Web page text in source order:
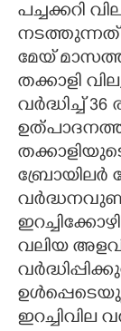
പച്ചക്കറി
നടത്തുന്നത്
മേയ്
തക്കാളി
വര്‍ദ്ധിച്ച്
ബ്രോയിലര്‍
വലിയ
ഇറച്ചിവില